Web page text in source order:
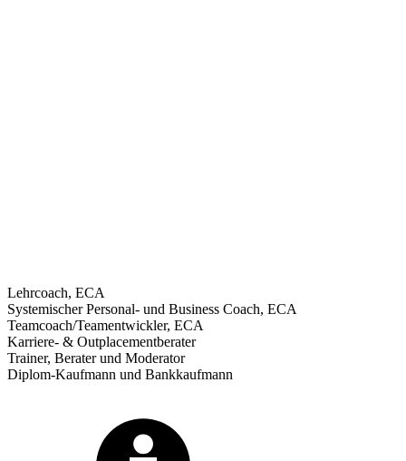
Lehrcoach, ECA
Systemischer Personal- und Business Coach, ECA
Teamcoach/Teamentwickler, ECA
Karriere- & Outplacementberater
Trainer, Berater und Moderator
Diplom-Kaufmann und Bankkaufmann